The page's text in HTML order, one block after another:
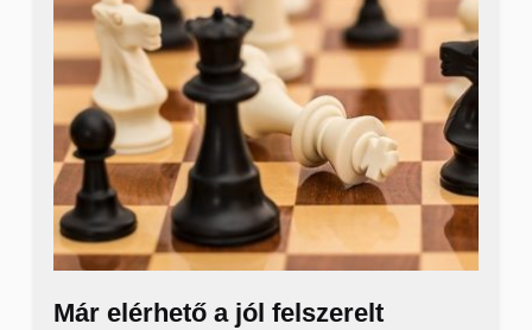
Már elérhető a jól felszerelt